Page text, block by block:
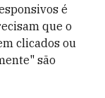
é
que o
clicados ou
são